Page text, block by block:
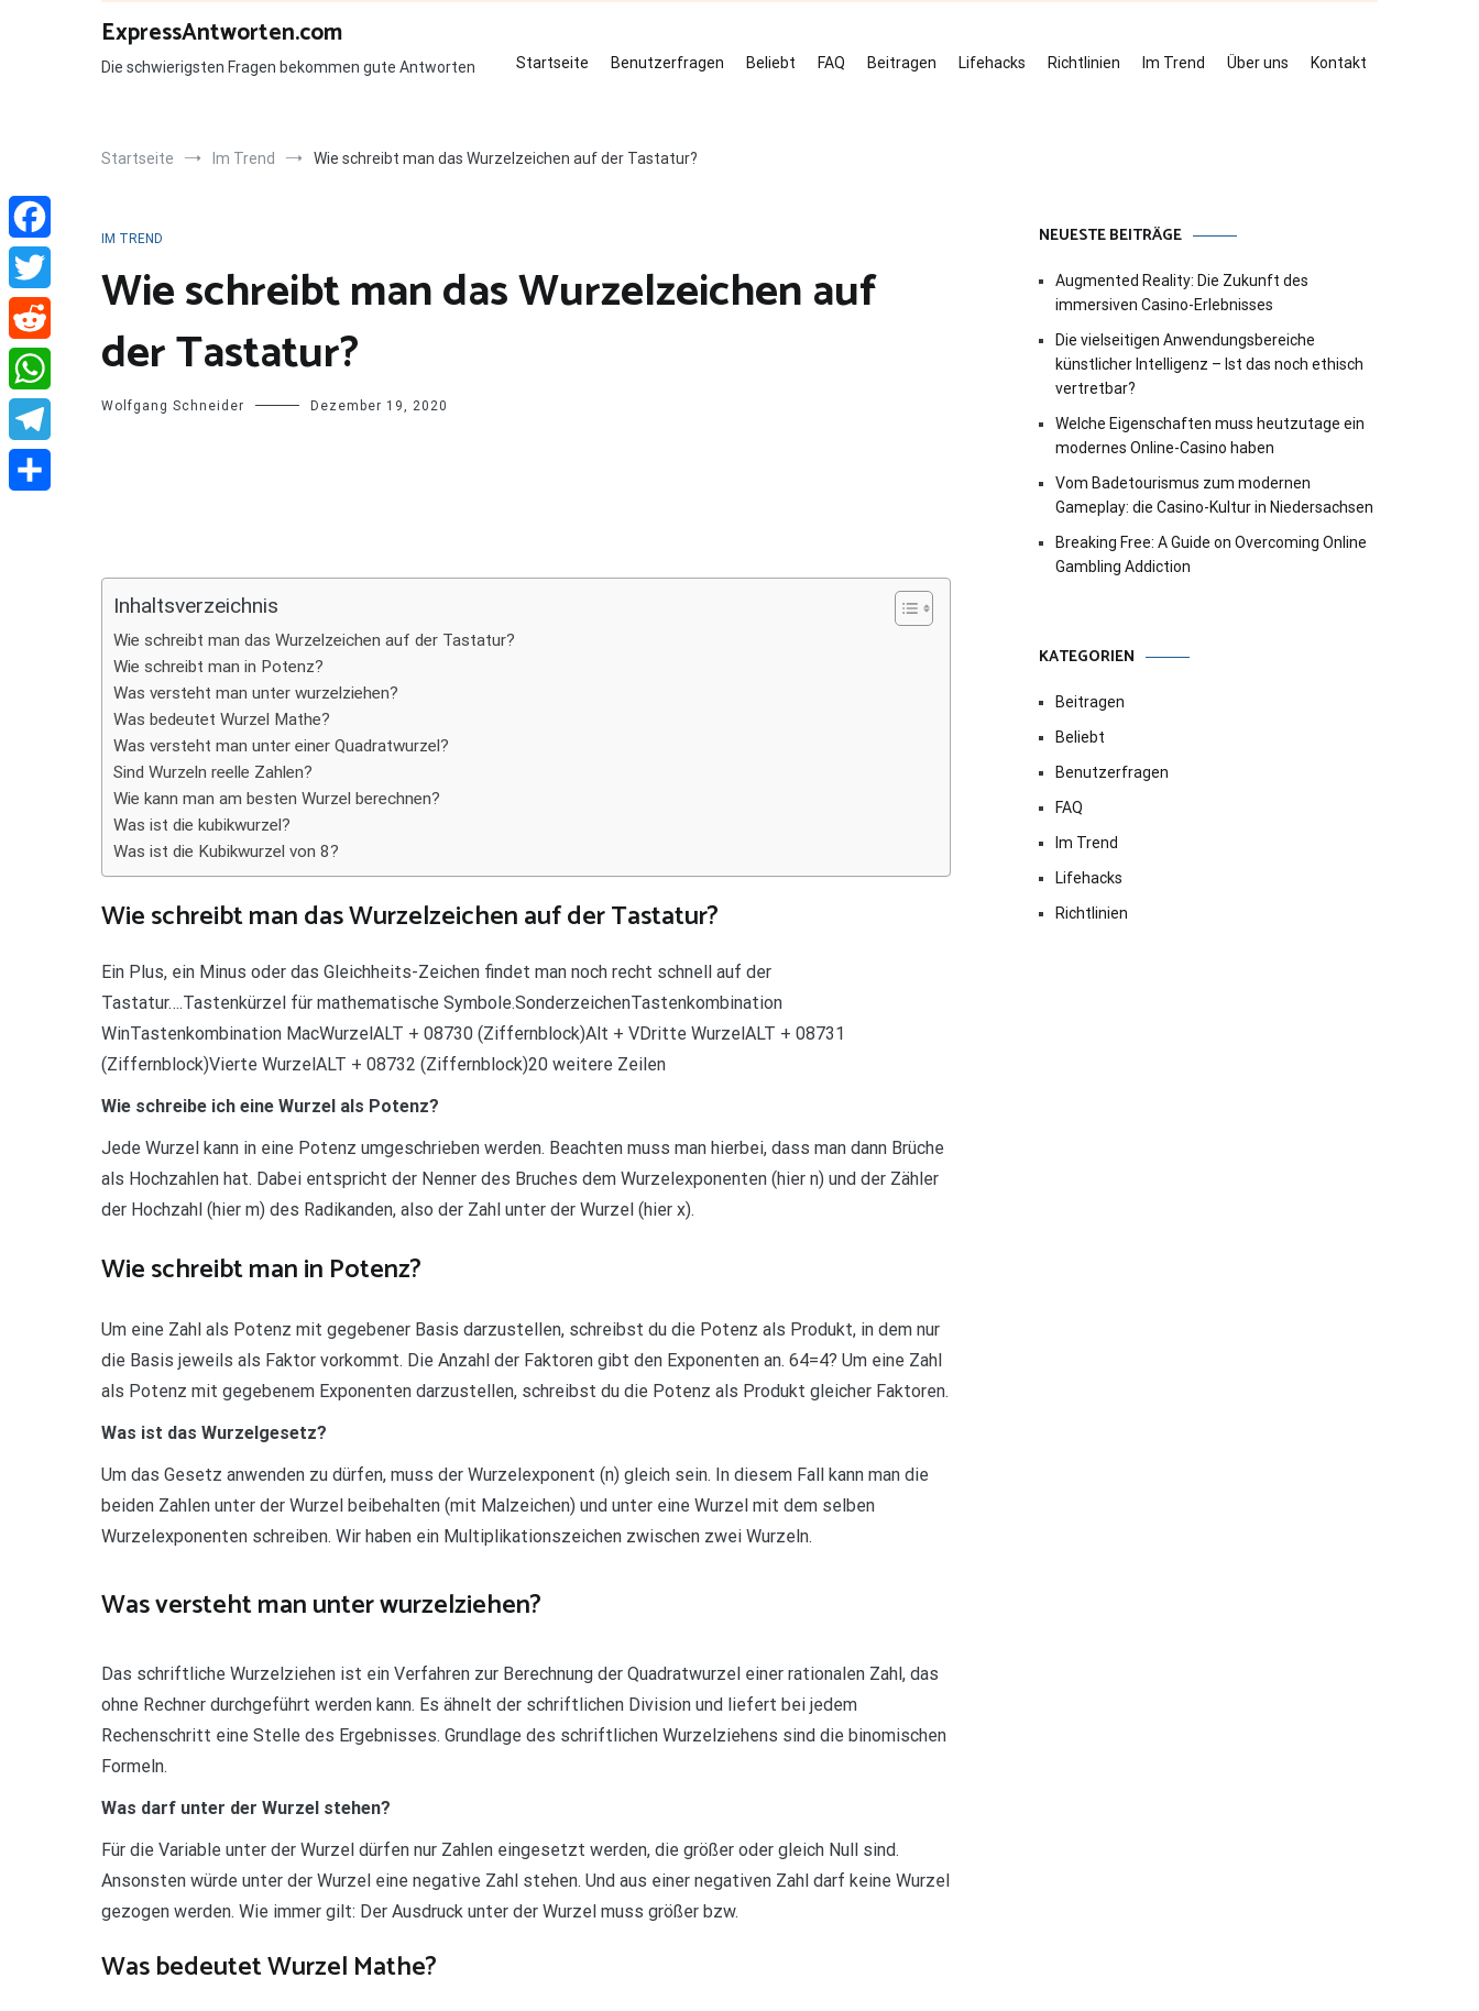
ExpressAntworten.com
Die schwierigsten Fragen bekommen gute Antworten Startseite Benutzerfragen Beliebt FAQ Beitragen Lifehacks Richtlinien Im Trend Über uns Kontakt
Startseite Im Trend Wie schreibt man das Wurzelzeichen auf der Tastatur?
IM TREND
Wie schreibt man das Wurzelzeichen auf
der Tastatur?
Wolfgang Schneider Dezember 19, 2020
Inhaltsverzeichnis
Wie schreibt man das Wurzelzeichen auf der Tastatur?
Wie schreibt man in Potenz?
Was versteht man unter wurzelziehen?
Was bedeutet Wurzel Mathe?
Was versteht man unter einer Quadratwurzel?
Sind Wurzeln reelle Zahlen?
Wie kann man am besten Wurzel berechnen?
Was ist die kubikwurzel?
Was ist die Kubikwurzel von 8?
Wie schreibt man das Wurzelzeichen auf der Tastatur?
Ein Plus, ein Minus oder das Gleichheits-Zeichen findet man noch recht schnell auf der
Tastatur….Tastenkürzel für mathematische Symbole.SonderzeichenTastenkombination
WinTastenkombination MacWurzelALT + 08730 (Ziffernblock)Alt + VDritte WurzelALT + 08731
(Ziffernblock)Vierte WurzelALT + 08732 (Ziffernblock)20 weitere Zeilen
Wie schreibe ich eine Wurzel als Potenz?
Jede Wurzel kann in eine Potenz umgeschrieben werden. Beachten muss man hierbei, dass man dann Brüche
als Hochzahlen hat. Dabei entspricht der Nenner des Bruches dem Wurzelexponenten (hier n) und der Zähler
der Hochzahl (hier m) des Radikanden, also der Zahl unter der Wurzel (hier x).
Wie schreibt man in Potenz?
Um eine Zahl als Potenz mit gegebener Basis darzustellen, schreibst du die Potenz als Produkt, in dem nur
die Basis jeweils als Faktor vorkommt. Die Anzahl der Faktoren gibt den Exponenten an. 64=4? Um eine Zahl
als Potenz mit gegebenem Exponenten darzustellen, schreibst du die Potenz als Produkt gleicher Faktoren.
Was ist das Wurzelgesetz?
Um das Gesetz anwenden zu dürfen, muss der Wurzelexponent (n) gleich sein. In diesem Fall kann man die
beiden Zahlen unter der Wurzel beibehalten (mit Malzeichen) und unter eine Wurzel mit dem selben
Wurzelexponenten schreiben. Wir haben ein Multiplikationszeichen zwischen zwei Wurzeln.
Was versteht man unter wurzelziehen?
Das schriftliche Wurzelziehen ist ein Verfahren zur Berechnung der Quadratwurzel einer rationalen Zahl, das
ohne Rechner durchgeführt werden kann. Es ähnelt der schriftlichen Division und liefert bei jedem
Rechenschritt eine Stelle des Ergebnisses. Grundlage des schriftlichen Wurzelziehens sind die binomischen
Formeln.
Was darf unter der Wurzel stehen?
Für die Variable unter der Wurzel dürfen nur Zahlen eingesetzt werden, die größer oder gleich Null sind.
Ansonsten würde unter der Wurzel eine negative Zahl stehen. Und aus einer negativen Zahl darf keine Wurzel
gezogen werden. Wie immer gilt: Der Ausdruck unter der Wurzel muss größer bzw.
Was bedeutet Wurzel Mathe?
NEUESTE BEITRÄGE
Augmented Reality: Die Zukunft des
immersiven Casino-Erlebnisses
Die vielseitigen Anwendungsbereiche
künstlicher Intelligenz – Ist das noch ethisch
vertretbar?
Welche Eigenschaften muss heutzutage ein
modernes Online-Casino haben
Vom Badetourismus zum modernen
Gameplay: die Casino-Kultur in Niedersachsen
Breaking Free: A Guide on Overcoming Online
Gambling Addiction
KATEGORIEN
Beitragen
Beliebt
Benutzerfragen
FAQ
Im Trend
Lifehacks
Richtlinien
Facebook
Twitter
Reddit
WhatsApp
Telegram